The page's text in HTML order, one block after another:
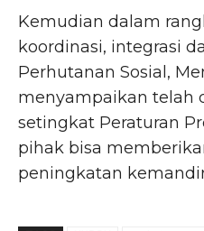
Kemudian dalam
koordinasi, integrasi
Perhutanan Sosial,
menyampaikan telah
setingkat Peraturan
pihak bisa
peningkatan